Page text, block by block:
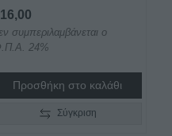
16,00
συμπεριλαμβάνεται ο
24%
Προσθήκη στο καλάθι
Σύγκριση